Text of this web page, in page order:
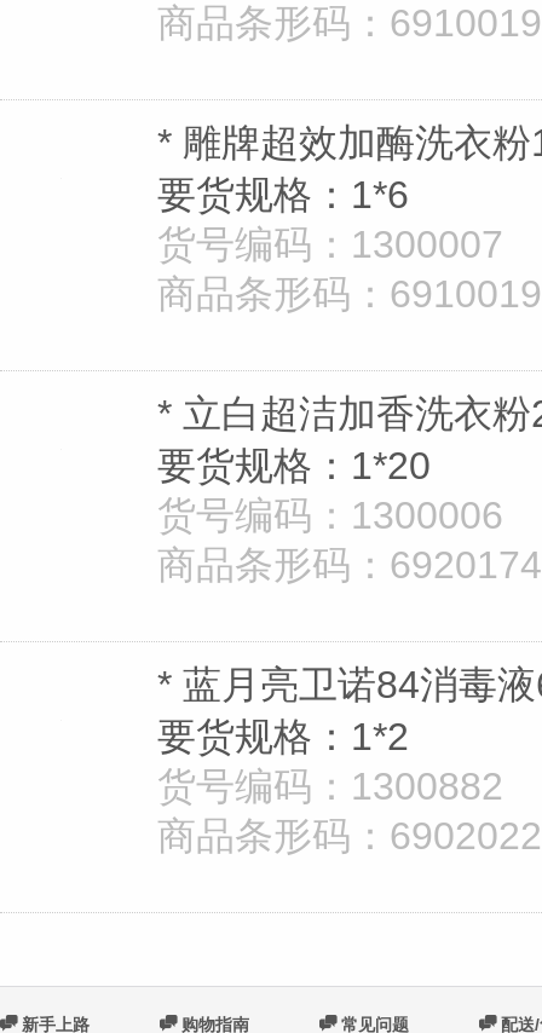
商品条形码：
* 雕牌超效加酶洗衣
要货规格：1*6
货号编码：1300007
商品条形码：
* 立白超洁加香洗衣粉
要货规格：1*20
货号编码：1300006
商品条形码：
* 蓝月亮卫诺84消毒
要货规格：1*2
货号编码：1300882
商品条形码：
C新手上路 C购物指南 C常见问题 C配送/